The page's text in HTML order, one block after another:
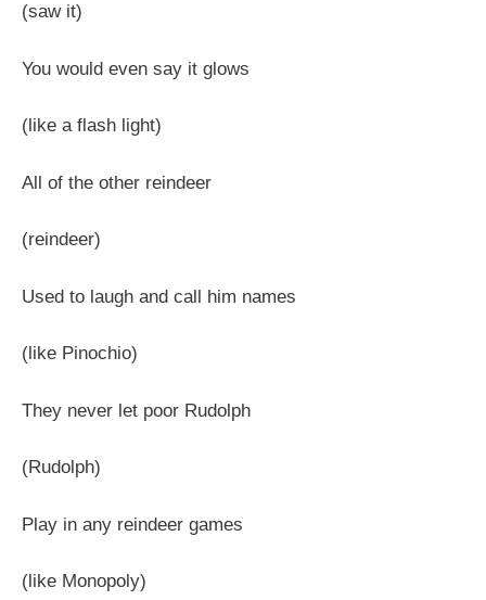
(saw it)
You would even say it glows
(like a flash light)
All of the other reindeer
(reindeer)
Used to laugh and call him names
(like Pinochio)
They never let poor Rudolph
(Rudolph)
Play in any reindeer games
(like Monopoly)